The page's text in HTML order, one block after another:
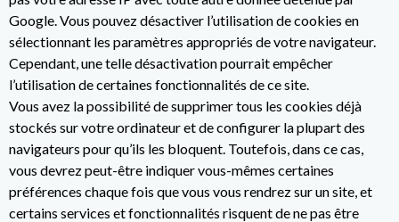
Google. Vous pouvez désactiver l’utilisation de cookies en
sélectionnant les paramètres appropriés de votre navigateur.
Cependant, une telle désactivation pourrait empêcher
l’utilisation de certaines fonctionnalités de ce site.
Vous avez la possibilité de supprimer tous les cookies déjà
stockés sur votre ordinateur et de configurer la plupart des
navigateurs pour qu’ils les bloquent. Toutefois, dans ce cas,
vous devrez peut-être indiquer vous-mêmes certaines
préférences chaque fois que vous vous rendrez sur un site, et
certains services et fonctionnalités risquent de ne pas être